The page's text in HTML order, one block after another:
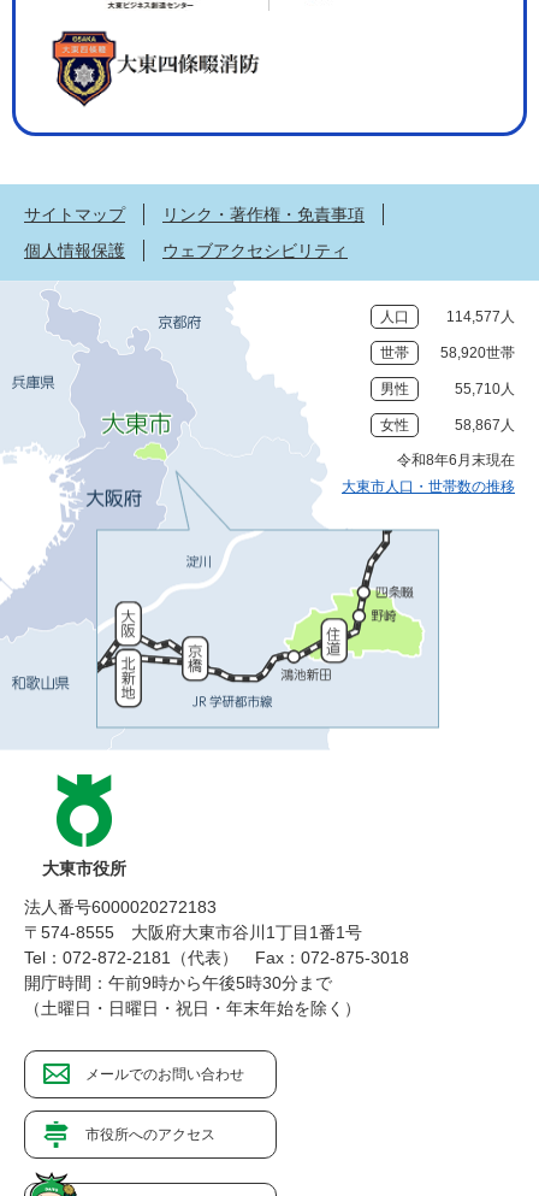
サイトマップ
リンク・著作権・免責事項
個人情報保護
ウェブアクセシビリティ
人口 114,577人
世帯 58,920世帯
男性 55,710人
女性 58,867人
令和8年6月末現在
大東市人口・世帯数の推移
大東市役所
法人番号6000020272183
〒574-8555 大阪府大東市谷川1丁目1番1号
Tel：072-872-2181（代表）
Fax：072-875-3018
開庁時間：午前9時から午後5時30分まで
（土曜日・日曜日・祝日・年末年始を除く）
メールでのお問い合わせ
市役所へのアクセス